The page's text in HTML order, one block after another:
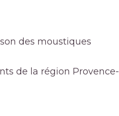
des moustiques
de la région Provence-